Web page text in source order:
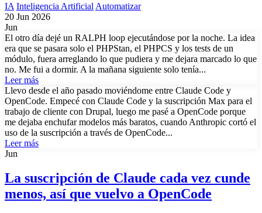
IA Inteligencia Artificial Automatizar
20 Jun 2026
Jun
El otro día dejé un RALPH loop ejecutándose por la noche. La idea
era que se pasara solo el PHPStan, el PHPCS y los tests de un
módulo, fuera arreglando lo que pudiera y me dejara marcado lo que
no. Me fui a dormir. A la mañana siguiente solo tenía...
Leer más
Llevo desde el año pasado moviéndome entre Claude Code y
OpenCode. Empecé con Claude Code y la suscripción Max para el
trabajo de cliente con Drupal, luego me pasé a OpenCode porque
me dejaba enchufar modelos más baratos, cuando Anthropic cortó el
uso de la suscripción a través de OpenCode...
Leer más
Jun
La suscripción de Claude cada vez cunde
menos, así que vuelvo a OpenCode